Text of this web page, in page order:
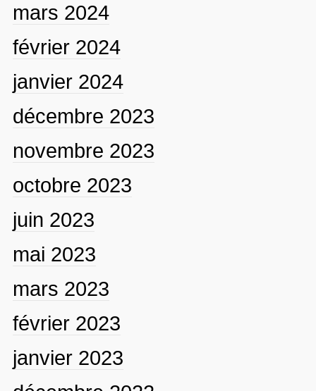
mars 2024
février 2024
janvier 2024
décembre 2023
novembre 2023
octobre 2023
juin 2023
mai 2023
mars 2023
février 2023
janvier 2023